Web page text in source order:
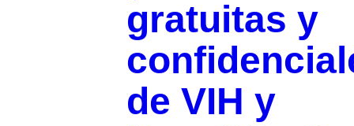
gratuitas y
de VIH y